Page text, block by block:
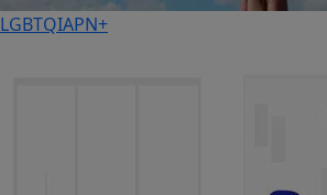
LGBTQIAPN+